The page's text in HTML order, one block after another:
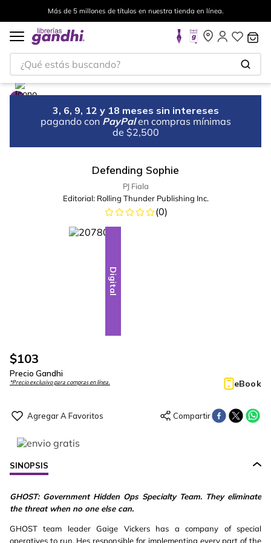
Más de 5 millones de títulos en nuestra tienda en línea.
¿Qué estás buscando?
3, 6, 9, 12 y 18 meses sin intereses
pagando con PayPal en compras mínimas
de $2,500
Defending Sophie
PJ Fiala
Editorial: Rolling Thunder Publishing Inc.
(0)
Digital
$103
Precio Gandhi
*Precio exclusivo para compras en línea. eBook
SINOPSIS
GHOST: Government Hidden Ops Specialty Team. They eliminate
the threat when no one else can.
GHOST team leader Gaige Vickers has a company of special
operatives to run. Hes responsible for implementing every part of the